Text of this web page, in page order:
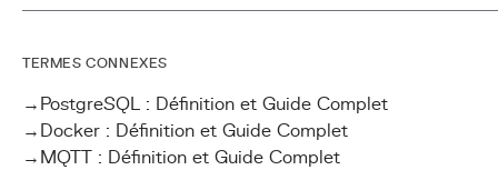
TERMES CONNEXES
→ PostgreSQL : Définition et Guide Complet
→ Docker : Définition et Guide Complet
→ MQTT : Définition et Guide Complet